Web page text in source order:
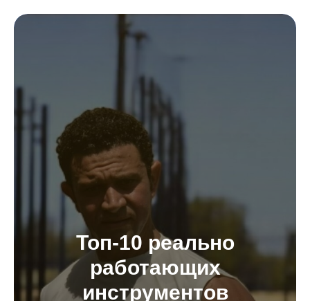
Топ-10 реально
работающих
инструментов